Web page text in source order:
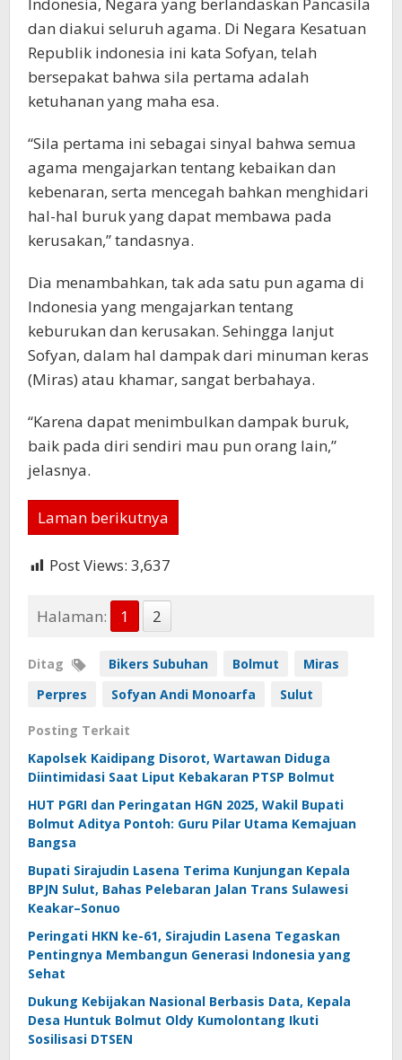
Indonesia, Negara yang berlandaskan Pancasila
dan diakui seluruh agama. Di Negara Kesatuan
Republik indonesia ini kata Sofyan, telah
bersepakat bahwa sila pertama adalah
ketuhanan yang maha esa.
“Sila pertama ini sebagai sinyal bahwa semua
agama mengajarkan tentang kebaikan dan
kebenaran, serta mencegah bahkan menghidari
hal-hal buruk yang dapat membawa pada
kerusakan,” tandasnya.
Dia menambahkan, tak ada satu pun agama di
Indonesia yang mengajarkan tentang
keburukan dan kerusakan. Sehingga lanjut
Sofyan, dalam hal dampak dari minuman keras
(Miras) atau khamar, sangat berbahaya.
“Karena dapat menimbulkan dampak buruk,
baik pada diri sendiri mau pun orang lain,”
jelasnya.
Laman berikutnya
Post Views: 3,637
Halaman: 1 2
Ditag Bikers Subuhan Bolmut
Miras
Perpres
Sofyan Andi Monoarfa Sulut
Posting Terkait
Kapolsek Kaidipang Disorot, Wartawan Diduga
Diintimidasi Saat Liput Kebakaran PTSP Bolmut
HUT PGRI dan Peringatan HGN 2025, Wakil Bupati
Bolmut Aditya Pontoh: Guru Pilar Utama Kemajuan
Bangsa
Bupati Sirajudin Lasena Terima Kunjungan Kepala
BPJN Sulut, Bahas Pelebaran Jalan Trans Sulawesi
Keakar–Sonuo
Peringati HKN ke-61, Sirajudin Lasena Tegaskan
Pentingnya Membangun Generasi Indonesia yang
Sehat
Dukung Kebijakan Nasional Berbasis Data, Kepala
Desa Huntuk Bolmut Oldy Kumolontang Ikuti
Sosilisasi DTSEN